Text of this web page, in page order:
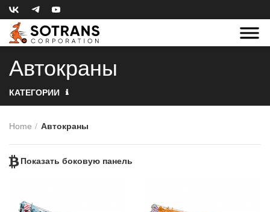
Автокраны
КАТЕГОРИИ
Home Автокраны
Показать боковую панель